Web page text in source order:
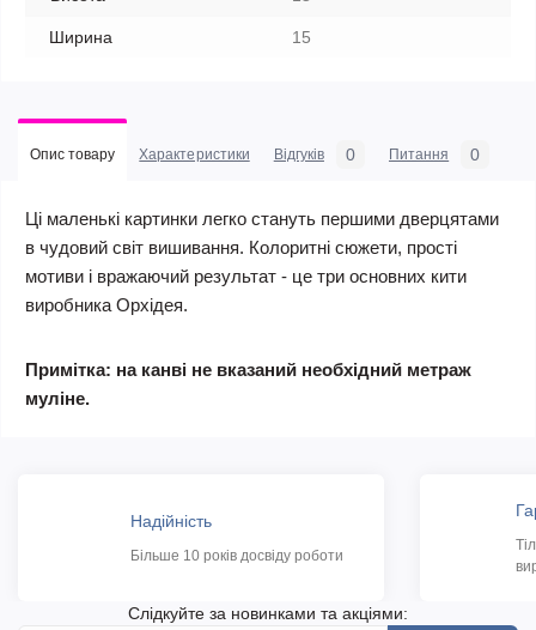
Ширина 15
Опис товару Характеристики Відгуків 0 Питання 0
Ці маленькі картинки легко стануть першими дверцятами
в чудовий світ вишивання. Колоритні сюжети, прості
мотиви і вражаючий результат - це три основних кити
виробника Орхідея.
Примітка: на канві не вказаний необхідний метраж
муліне.
Надійність
Більше 10 років досвіду роботи
Слідкуйте за новинками та акціями: